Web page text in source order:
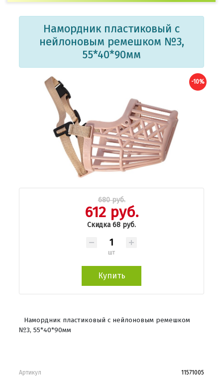
Намордник пластиковый с
нейлоновым ремешком №3,
55*40*90мм
-10%
680 руб.
612 руб.
Скидка 68 руб.
шт
Купить
Намордник пластиковый с нейлоновым ремешком
№3, 55*40*90мм
Артикул 11571005